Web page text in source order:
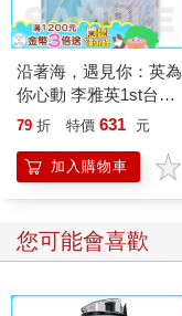
沿著海，遇見你：英為
你心動 李雅英1st台灣
感性紙上電影系列
79 折 特價 631 元
加入購物車
您可能會喜歡